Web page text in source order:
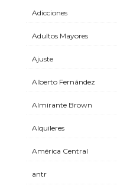
Adicciones
Adultos Mayores
Ajuste
Alberto Fernández
Almirante Brown
Alquileres
América Central
antr